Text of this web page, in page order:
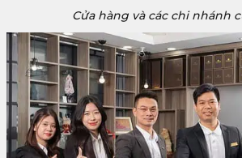
Cửa hàng và các chi nhánh